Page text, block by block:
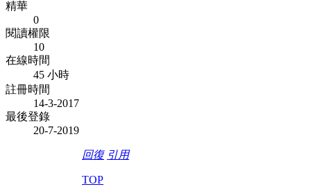
精華
0
閱讀權限
10
在線時間
45 小時
註冊時間
14-3-2017
最後登錄
20-7-2019
回復 引用
TOP